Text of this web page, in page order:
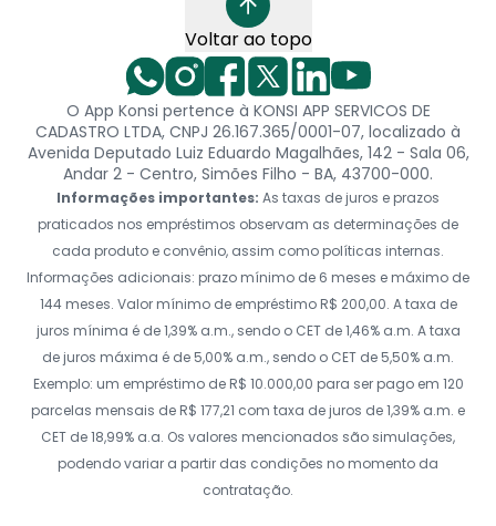
Voltar ao topo
O App Konsi pertence à KONSI APP SERVICOS DE
CADASTRO LTDA, CNPJ 26.167.365/0001-07, localizado à
Avenida Deputado Luiz Eduardo Magalhães, 142 - Sala 06,
Andar 2 - Centro, Simões Filho - BA, 43700-000.
Informações importantes: As taxas de juros e prazos
praticados nos empréstimos observam as determinações de
cada produto e convênio, assim como políticas internas.
Informações adicionais: prazo mínimo de 6 meses e máximo de
144 meses. Valor mínimo de empréstimo R$ 200,00. A taxa de
juros mínima é de 1,39% a.m., sendo o CET de 1,46% a.m. A taxa
de juros máxima é de 5,00% a.m., sendo o CET de 5,50% a.m.
Exemplo: um empréstimo de R$ 10.000,00 para ser pago em 120
parcelas mensais de R$ 177,21 com taxa de juros de 1,39% a.m. e
CET de 18,99% a.a. Os valores mencionados são simulações,
podendo variar a partir das condições no momento da
contratação.